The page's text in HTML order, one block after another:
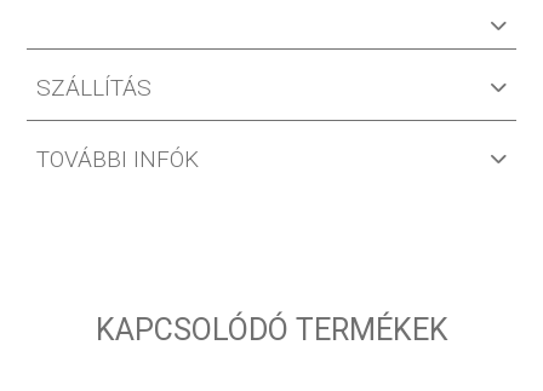
SZÁLLÍTÁS
TOVÁBBI INFÓK
KAPCSOLÓDÓ TERMÉKEK